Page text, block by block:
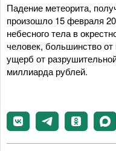
Падение метеорита,
произошло 15 февраля
небесного тела в
человек, большинство
ущерб от
миллиарда рублей.